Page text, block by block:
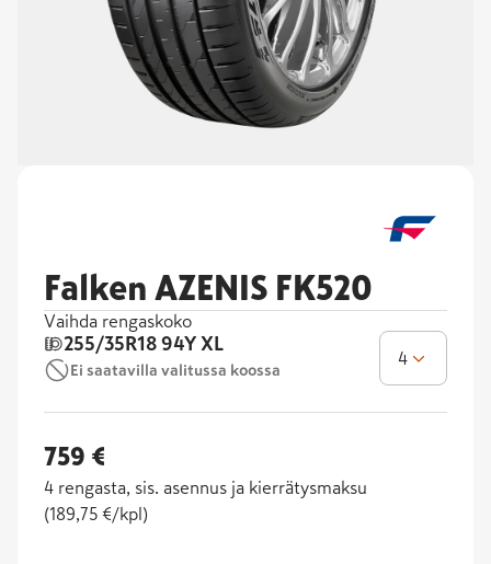
Falken AZENIS FK520
Vaihda rengaskoko
255/35R18 94Y XL
Ei saatavilla valitussa koossa
4
759 €
4 rengasta, sis. asennus ja kierrätysmaksu
(189,75 €/kpl )